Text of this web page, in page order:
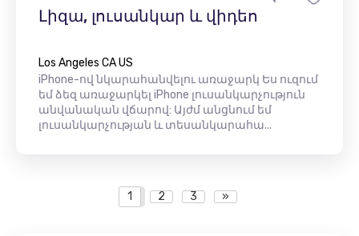
Լիզա, լուսանկար և վիդեո
Los Angeles CA US
iPhone-ով նկարահանվելու առաջարկ Ես ուզում
եմ ձեզ առաջարկել iPhone լուսանկարչություն
անվանական վճարով: Այժմ անցնում եմ
լուսանկարչության և տեսանկարահա...
1 2 3 »